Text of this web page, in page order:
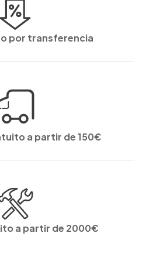
por transferencia
a partir de 150€
a partir de 2000€